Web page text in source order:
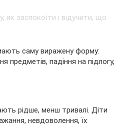
саму виражену форму:
предметів, падіння на підлогу,
рідше, менш тривалі. Діти
невдоволення, їх